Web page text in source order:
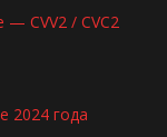
CVV2 / CVC2
2024 года